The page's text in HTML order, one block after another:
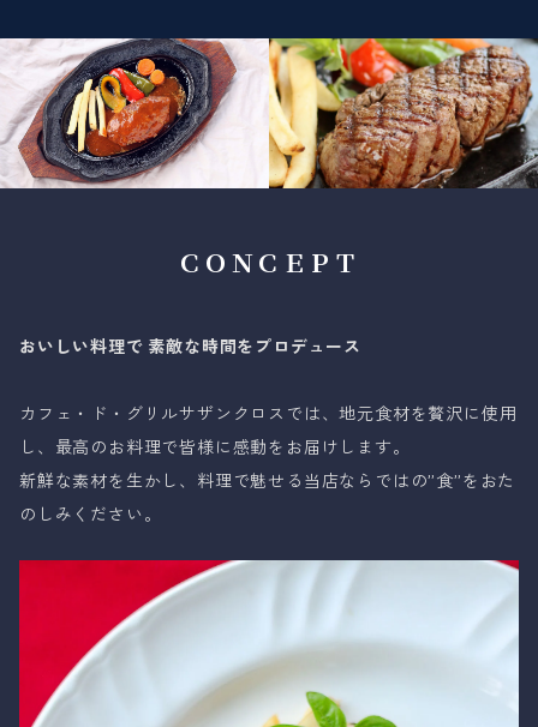
ＣＯＮＣＥＰＴ
おいしい料理で 素敵な時間をプロデュース
カフェ・ド・グリルサザンクロスでは、地元食材を贅沢に使用
し、最高のお料理で皆様に感動をお届けします。
新鮮な素材を生かし、料理で魅せる当店ならではの”食”をおた
のしみください。